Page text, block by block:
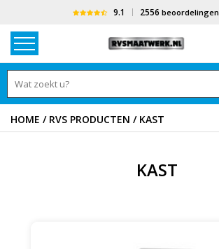
9.1 2556 beoordelingen
HOME / RVS PRODUCTEN / KAST
KAST